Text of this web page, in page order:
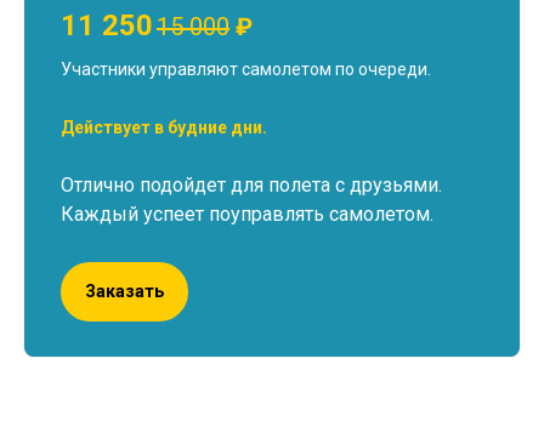
11 25015 000 ₽
Участники управляют самолетом по очереди.
Действует в будние дни.
Отлично подойдет для полета с друзьями.
Каждый успеет поуправлять самолетом.
Заказать